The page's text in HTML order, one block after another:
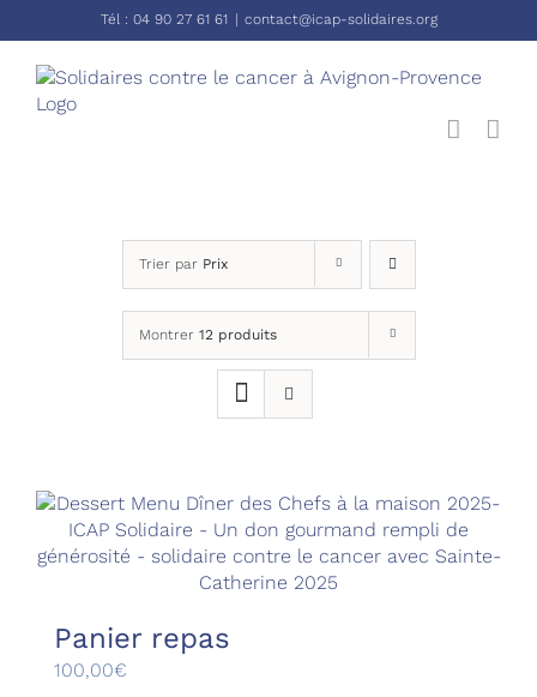
au
contenu
Tél : 04 90 27 61 61 | contact@icap-solidaires.org
Trier par Prix
Montrer 12 produits
Panier repas
100,00€